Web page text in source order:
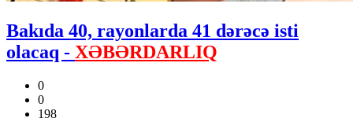
Bakıda 40, rayonlarda 41 dərəcə isti
olacaq - XƏBƏRDARLIQ
0
0
198